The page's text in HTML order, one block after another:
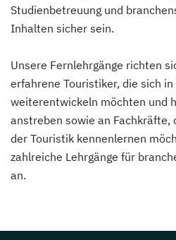
Studienbetreuung und
Inhalten sicher sein.
Unsere Fernlehrgänge richten
erfahrene Touristiker, die sich
weiterentwickeln möchten und
anstreben sowie an Fachkräfte,
der Touristik kennenlernen
zahlreiche Lehrgänge für
an.